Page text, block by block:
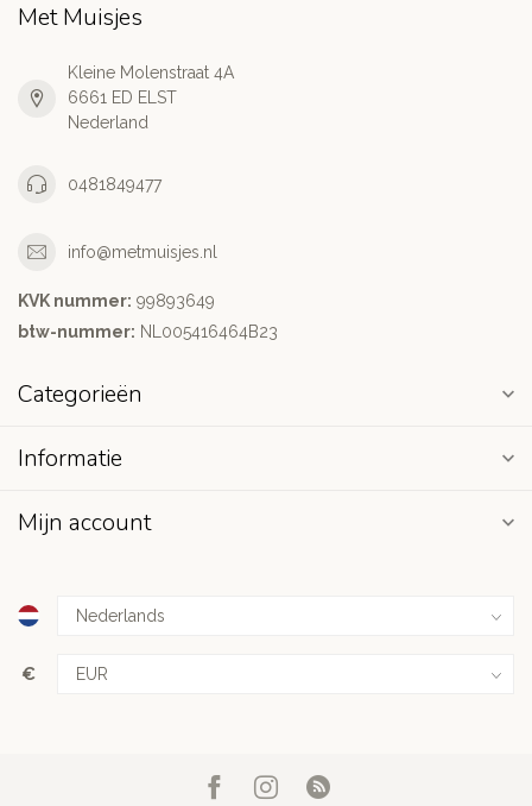
Met Muisjes
Kleine Molenstraat 4A
6661 ED ELST
Nederland
0481849477
info@metmuisjes.nl
KVK nummer: 99893649
btw-nummer: NL005416464B23
Categorieën
Informatie
Mijn account
€